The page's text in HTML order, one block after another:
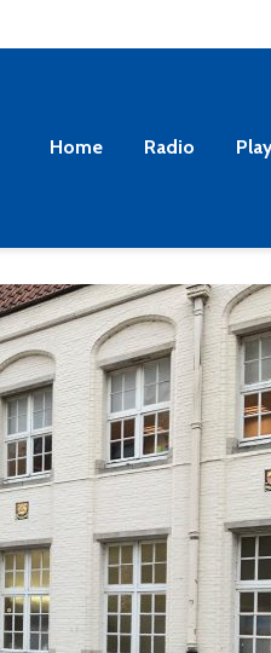
Home Radio